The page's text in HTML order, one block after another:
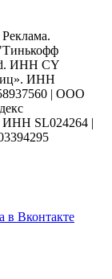
Реклама.
ИНН CY
ИНН
| ООО
ИНН SL024264 |